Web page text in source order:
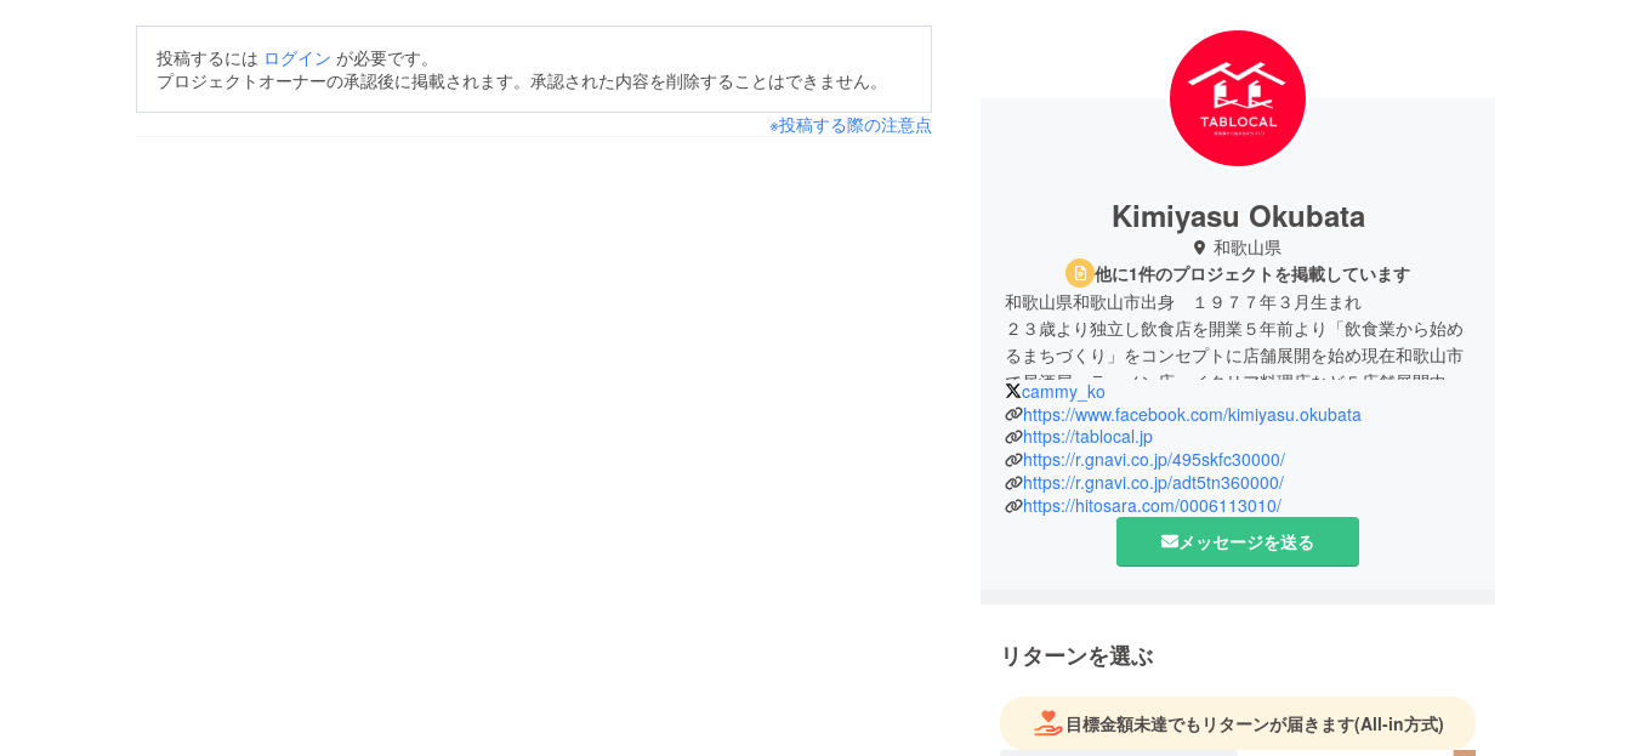
投稿するには ログイン が必要です。
プロジェクトオーナーの承認後に掲載されます。承認された内容を削除することはできません。
※投稿する際の注意点
Kimiyasu Okubata
和歌山県
他に1件のプロジェクトを掲載しています
和歌山県和歌山市出身 １９７７年３月生まれ
２３歳より独立し飲食店を開業５年前より「飲食業から始め
るまちづくり」をコンセプトに店舗展開を始め現在和歌山市
で居酒屋、ラーメン店、イタリア料理店など５店舗展開中。
２０１９年には「子育てママも子連れで働けるキッチンを併
設した『たすき食堂』をオープンさせたい！！」というプロ
ジェクトで地域の課題や社会課題解決に取り組むクラウド
ファンディングを実施し達成率約２００％で見事成功！！
cammy_ko
https://www.facebook.com/kimiyasu.okubata
https://tablocal.jp
https://r.gnavi.co.jp/495skfc30000/
https://r.gnavi.co.jp/adt5tn360000/
https://hitosara.com/0006113010/
メッセージを送る
リターンを選ぶ
目標金額未達でもリターンが届きます(All-in方式)